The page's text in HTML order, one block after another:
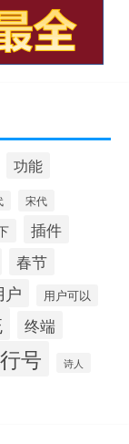
功能
宋代
插件
春节
户 用户可以
终端
行号 诗人